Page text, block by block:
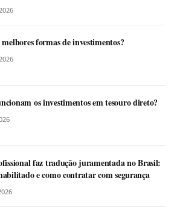
melhores formas de investimentos?
os investimentos em tesouro direto?
faz tradução juramentada no Brasil:
e como contratar com segurança